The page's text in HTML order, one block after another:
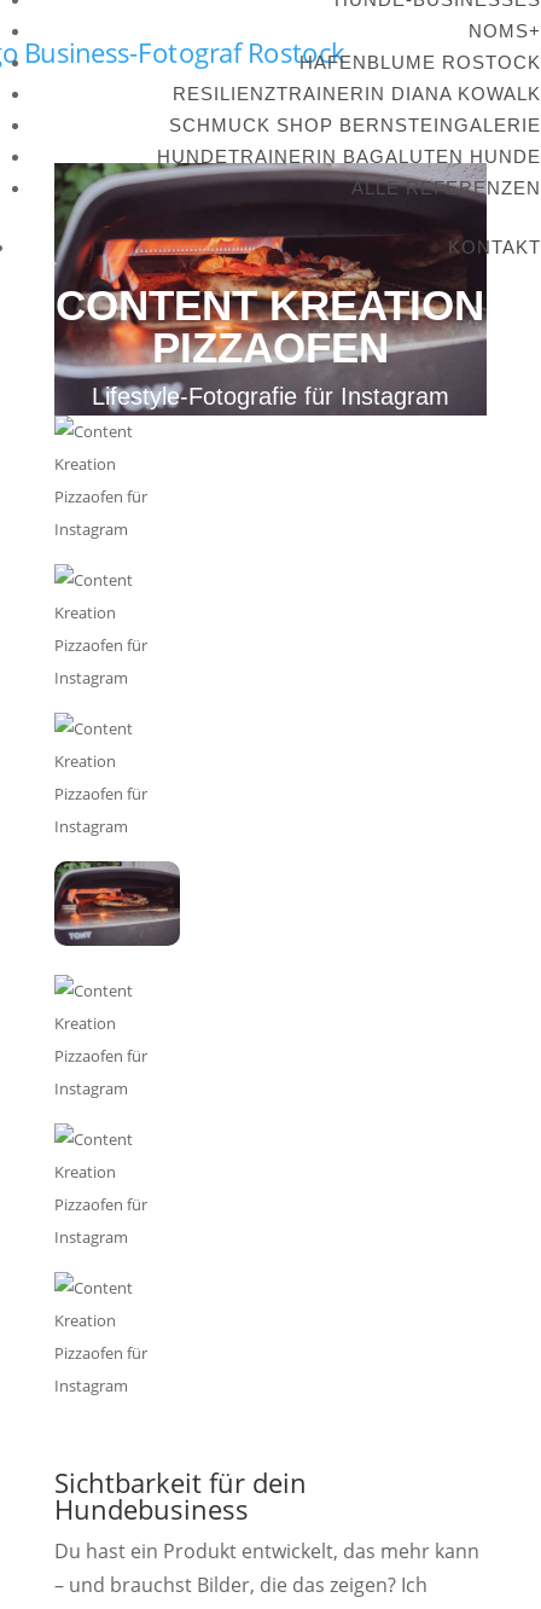
NOMS+
HAFENBLUME ROSTOCK
RESILIENZTRAINERIN DIANA KOWALK
SCHMUCK SHOP BERNSTEINGALERIE
HUNDETRAINERIN BAGALUTEN HUNDE
ALLE REFERENZEN
KONTAKT
CONTENT KREATION
PIZZAOFEN
Lifestyle-Fotografie für Instagram
Sichtbarkeit für dein
Hundebusiness
Du hast ein Produkt entwickelt, das mehr kann
– und brauchst Bilder, die das zeigen? Ich